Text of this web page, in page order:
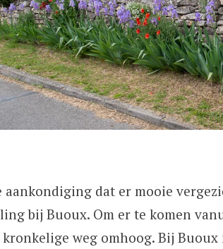
aankondiging dat er mooie
bij Buoux. Om er te komen
kronkelige weg omhoog. Bij